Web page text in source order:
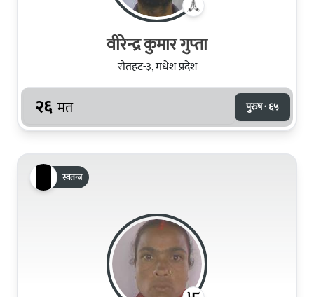
वीरेन्द्र कुमार गुप्‍ता
रौतहट-३, मधेश प्रदेश
२६ मत पुरुष · ६५
स्वतन्त्र